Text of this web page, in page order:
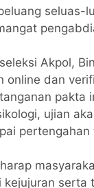
Akpol,
online dan
pakta
ujian
kejujuran